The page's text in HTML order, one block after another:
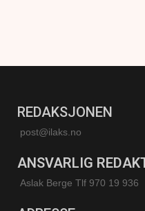
REDAKSJONEN
post@ilaks.no
ANSVARLIG
Aslak Berge Tlf 970 19 936